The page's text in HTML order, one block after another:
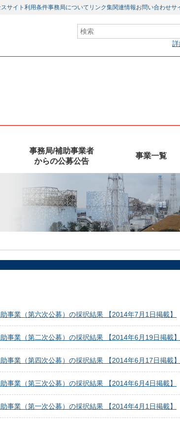
サイト利用条件事務局について リンク集関連情報お問い合わせサ
事務局/補助事業者
からの公募公告
事業一覧
事業（第六次公募）の採択結果 【2014年7月1日掲載】
事業（第二次公募）の採択結果 【2014年6月19日掲載】
事業（第四次公募）の採択結果 【2014年6月17日掲載】
事業（第三次公募）の採択結果 【2014年6月4日掲載】
事業（第一次公募）の採択結果 【2014年4月1日掲載】